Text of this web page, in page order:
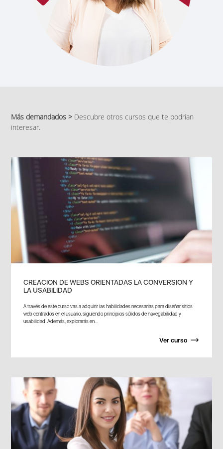
Más demandados > Descubre otros cursos que te podrían
interesar.
CREACION DE WEBS ORIENTADAS LA CONVERSION Y
LA USABILIDAD
A través de este curso vas a adquirir las habilidades necesarias para diseñar sitios
web centrados en el usuario, siguiendo principios sólidos de navegabilidad y
usabilidad. Además, explorarás en...
Ver curso